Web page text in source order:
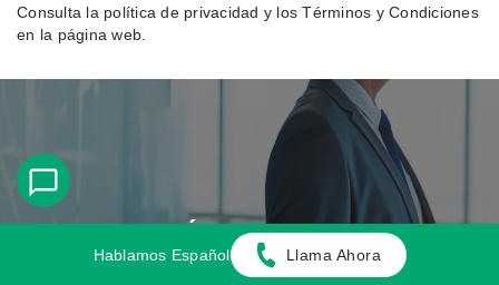
Consulta la política de privacidad y los Términos y Condiciones
en la página web.
Atención Personalizada
Hablamos Español Llama Ahora